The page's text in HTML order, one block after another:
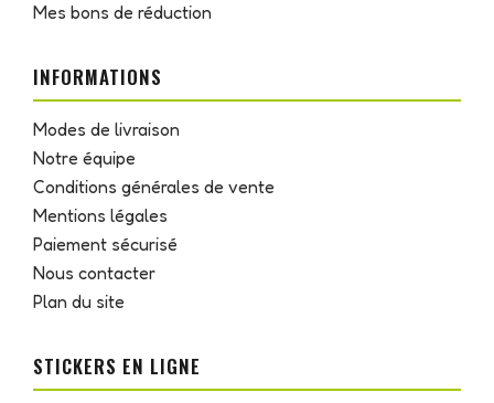
Mes bons de réduction
INFORMATIONS
Modes de livraison
Notre équipe
Conditions générales de vente
Mentions légales
Paiement sécurisé
Nous contacter
Plan du site
STICKERS EN LIGNE